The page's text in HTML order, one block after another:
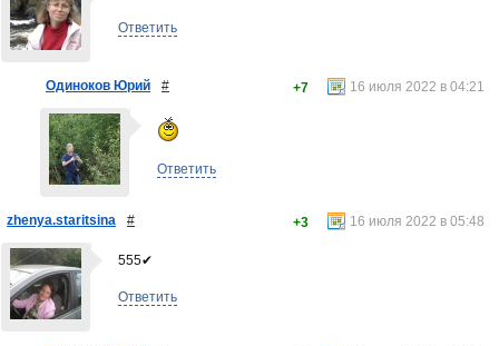
Ответить
Одиноков Юрий # 16 июля 2022 в 04:21
+7
Ответить
zhenya.staritsina # 16 июля 2022 в 05:48
+3
555✔
Ответить